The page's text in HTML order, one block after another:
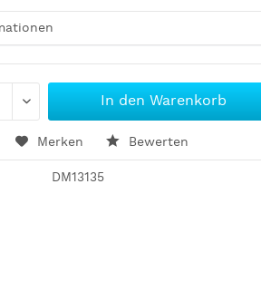
In den Warenkorb
Merken Bewerten
DM13135